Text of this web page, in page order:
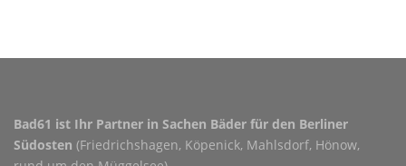
Bad61 ist Ihr Partner in Sachen Bäder für den Berliner
Südosten (Friedrichshagen, Köpenick, Mahlsdorf, Hönow,